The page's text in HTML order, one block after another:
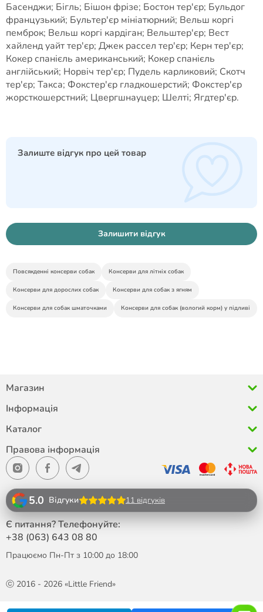
Басенджи; Бігль; Бішон фрізе; Бостон тер'єр; Бульдог
французький; Бультер'єр мініатюрний; Вельш коргі
пемброк; Вельш коргі кардіган; Вельштер'єр; Вест
хайленд уайт тер'єр; Джек рассел тер'єр; Керн тер'єр;
Кокер спанієль американський; Кокер спанієль
англійський; Норвіч тер'єр; Пудель карликовий; Скотч
тер'єр; Такса; Фокстер'єр гладкошерстий; Фокстер'єр
жорсткошерстний; Цвергшнауцер; Шелті; Ягдтер'єр.
Залиште відгук про цей товар
Залишити відгук
Повсякденні консерви собак Консерви для літніх собак
Консерви для дорослих собак Консерви для собак з ягням
Консерви для собак шматочками Консерви для собак (вологий корм) у підливі
Магазин
Інформація
Каталог
Правова інформація
ⓒ 2016 - 2026 «Little Friend»
5.0 Відгуки 11 відгуків
Є питання? Телефонуйте:
+38 (063) 643 08 80
Працюємо Пн-Пт з 10:00 до 18:00